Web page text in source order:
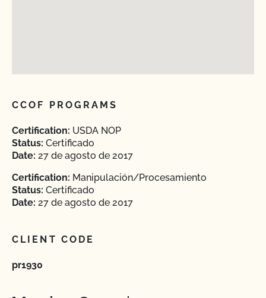
CCOF PROGRAMS
Certification: USDA NOP
Status: Certificado
Date: 27 de agosto de 2017
Certification: Manipulación/Procesamiento
Status: Certificado
Date: 27 de agosto de 2017
CLIENT CODE
pr1930